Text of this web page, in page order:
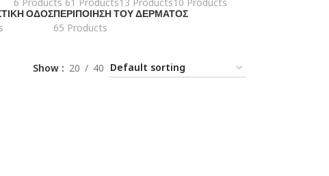
ΟΔΌΣΠΕΡΙΠΟΊΗΣΗ ΤΟΥ ΔΈΡΜΑΤΟΣ
65 Products
Show 20 40